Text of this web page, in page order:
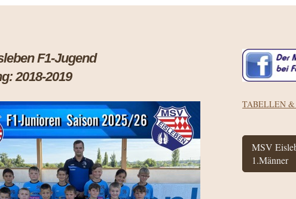
F1-Jugend
2018-2019
TABELLEN &
MSV
1.Männer